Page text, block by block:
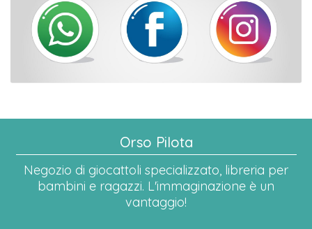
Orso Pilota
Negozio di giocattoli specializzato, libreria per
bambini e ragazzi. L'immaginazione è un
vantaggio!